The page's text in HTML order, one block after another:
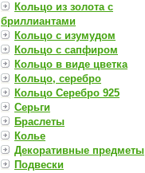
Кольцо из золота с
бриллиантами
Кольцо с изумудом
Кольцо с сапфиром
Кольцо в виде цветка
Кольцо, серебро
Кольцо Серебро 925
Серьги
Браслеты
Колье
Декоративные предметы
Подвески